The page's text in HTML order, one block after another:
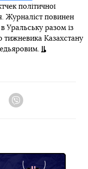
політичної
Журналіст повинен
Уральську разом із
Казахстану
Telegram